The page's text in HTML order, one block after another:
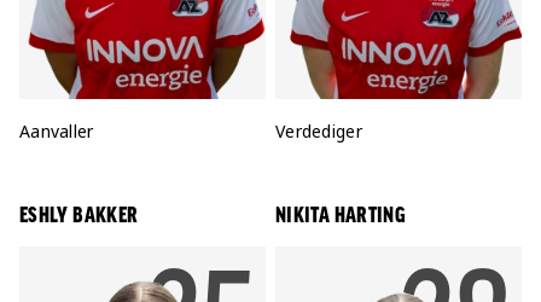
Positie:
Aanvaller Positie:
Verdediger
ESHLY BAKKER NIKITA HARTING